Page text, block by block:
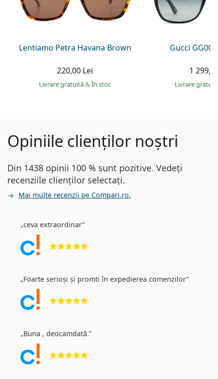
Lentiamo Petra Havana Brown
220,00 Lei
Livrare gratuită& În stoc
Gucci
1
Livrare
Opiniile clienților noștri
Din 1438 opinii 100 % sunt pozitive. Vedeți
recenziile clienților selectați.
Mai multe recenzii pe Compari.ro.
ceva extraordinar
Foarte serioși și promti în expedierea comenzilor
Buna , deocamdată.